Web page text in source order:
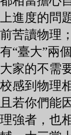
進度的問
苦讀物理
“臺大”兩
家的不需
感到物理
若你們能
強者，也